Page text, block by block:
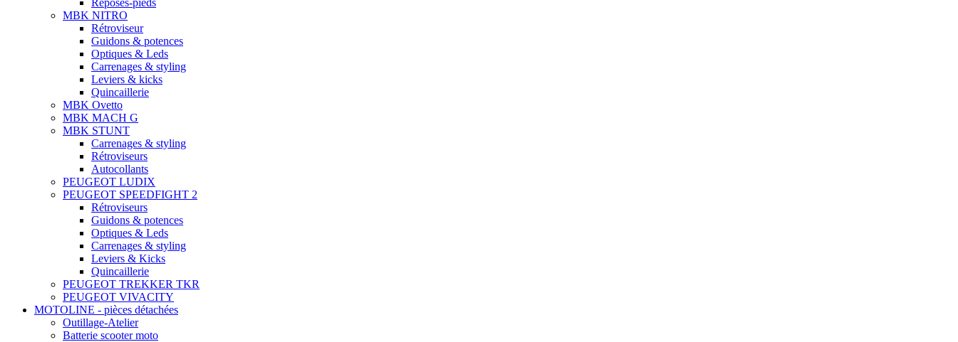
Reposes-pieds
MBK NITRO
Rétroviseur
Guidons & potences
Optiques & Leds
Carrenages & styling
Leviers & kicks
Quincaillerie
MBK Ovetto
MBK MACH G
MBK STUNT
Carrenages & styling
Rétroviseurs
Autocollants
PEUGEOT LUDIX
PEUGEOT SPEEDFIGHT 2
Rétroviseurs
Guidons & potences
Optiques & Leds
Carrenages & styling
Leviers & Kicks
Quincaillerie
PEUGEOT TREKKER TKR
PEUGEOT VIVACITY
MOTOLINE - pièces détachées
Outillage-Atelier
Batterie scooter moto